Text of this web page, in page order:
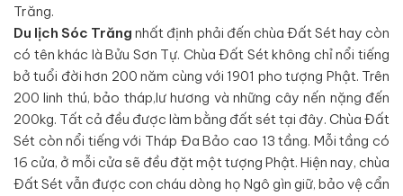
Trăng.
Du lịch Sóc Trăng nhất định phải đến chùa Đất Sét hay còn
có tên khác là Bửu Sơn Tự. Chùa Đất Sét không chỉ nổi tiếng
bở tuổi đời hơn 200 năm cùng với 1901 pho tượng Phật. Trên
200 linh thú, bảo tháp,lư hương và những cây nến nặng đến
200kg. Tất cả đều được làm bằng đất sét tại đây. Chùa Đất
Sét còn nổi tiếng với Tháp Đa Bảo cao 13 tầng. Mỗi tầng có
16 cửa, ở mỗi cửa sẽ đều đặt một tượng Phật. Hiện nay, chùa
Đất Sét vẫn được con cháu dòng họ Ngô gìn giữ, bảo vệ cẩn